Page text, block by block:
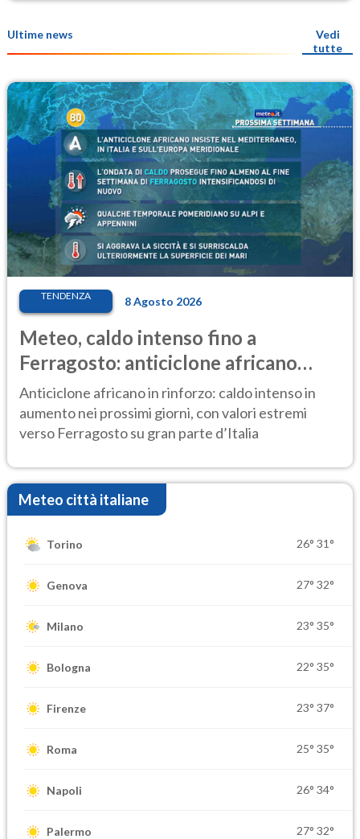
Ultime news
Vedi
tutte
TENDENZA 8 Agosto 2026
Meteo, caldo intenso fino a
Ferragosto: anticiclone africano
ancora protagonista
Anticiclone africano in rinforzo: caldo intenso in
aumento nei prossimi giorni, con valori estremi
verso Ferragosto su gran parte d’Italia
Meteo città italiane
Torino 26° 31°
Genova 27° 32°
Milano 23° 35°
Bologna 22° 35°
Firenze 23° 37°
Roma 25° 35°
Napoli 26° 34°
Palermo 27° 32°